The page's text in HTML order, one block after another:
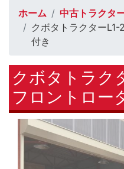
ホーム 中古トラクタ
クボタトラクター
付き
クボタトラク
フロントロー